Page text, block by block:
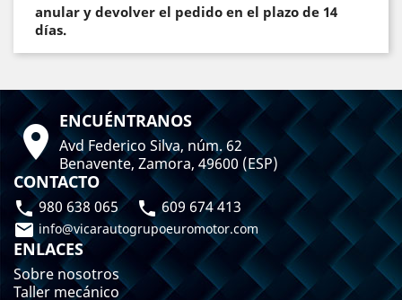
anular y devolver el pedido en el plazo de 14
días.
 ENCUÉNTRANOS
Avd Federico Silva, núm. 62
Benavente, Zamora, 49600 (ESP)
CONTACTO
980 638 065  609 674 413
 info@vicarautogrupoeuromotor.com
ENLACES
Sobre nosotros
Taller mecánico